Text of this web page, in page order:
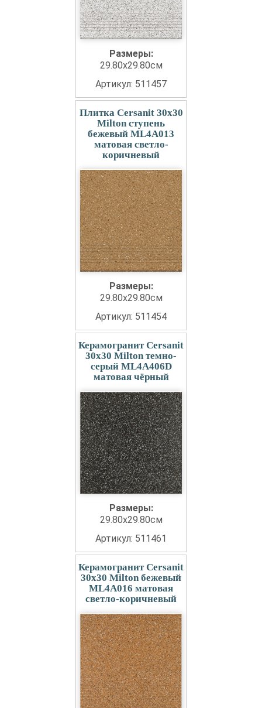
Размеры:
29.80x29.80см
Артикул: 511457
Плитка Cersanit 30x30
Milton ступень
бежевый ML4A013
матовая светло-
коричневый
Размеры:
29.80x29.80см
Артикул: 511454
Керамогранит Cersanit
30x30 Milton темно-
серый ML4A406D
матовая чёрный
Размеры:
29.80x29.80см
Артикул: 511461
Керамогранит Cersanit
30x30 Milton бежевый
ML4A016 матовая
светло-коричневый